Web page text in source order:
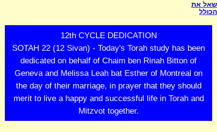
שאל את
הכולל
12th CYCLE DEDICATION
SOTAH 22 (12 Sivan) - Today's Torah study has been
dedicated on behalf of Chaim ben Rinah Bitton of
Geneva and Melissa Leah bat Esther of Montreal on
the day of their marriage, in prayer that they should
merit to live a happy and successful life in Torah and
Mitzvot together.